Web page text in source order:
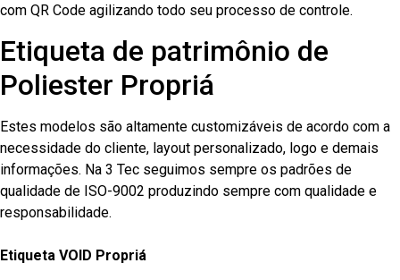
com QR Code agilizando todo seu processo de controle.
Etiqueta de patrimônio de
Poliester Propriá
Estes modelos são altamente customizáveis de acordo com a
necessidade do cliente, layout personalizado, logo e demais
informações. Na 3 Tec seguimos sempre os padrões de
qualidade de ISO-9002 produzindo sempre com qualidade e
responsabilidade.
Etiqueta VOID Propriá